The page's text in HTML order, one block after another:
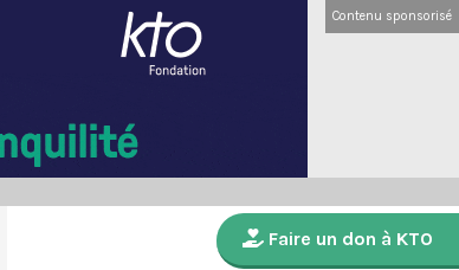
Contenu sponsorisé
Faire un don à KTO